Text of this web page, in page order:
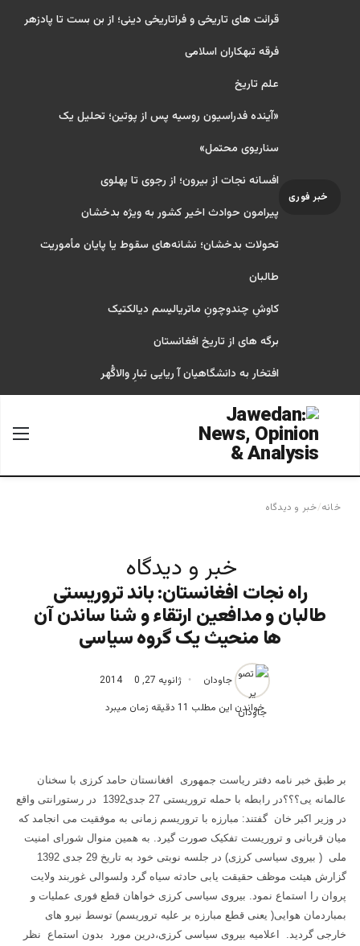
خبر فوری
قرائت های تاریخی و فراتاریخی دینی؛ از بن بست تا پادزهر
فرقه تبهکاران اسلامی
علم تاریخ
«آینده فدراسیون روسیه پس از پوتین؛ تحلیل یک
سناریوی محتمل»
افسانه نجات از بیرون؛ از رجوی تا پهلوی
پیرامون حوادث اخیر کشور به ویژه بدخشان
تحولات بدخشان؛ نشانه‌های سقوط یا پایان مأموریت
طالبان
کاوشِ چندو‌چونِ ماتریالیسم دیالکتیک
برگه های از تاریخ افغانستان
افتخار به دانشگاهیان آ ریایی تبارِ والاگُهر
جستجو برای
خانه/خبر و دیدگاه
خبر و دیدگاه
راه نجات افغانستان: باند تروریستی
طالبان و مدافعین ارتقاء و شنا ساندن آن
ها منحیث یک گروه سیاسی
جاودان ژانویه 27, 2014
0
خواندن این مطلب 11 دقیقه زمان میبرد
بر طبق خبر نامه دفتر ریاست جمهوری افغانستان حامد کرزی با سخنان
عالمانه یی؟؟؟در رابطه با حمله تروریستی 27 جدی1392 در رستورانتی واقع
در وزیر اکبر خان گفتند: مبارزه با تروریسم زمانی به موفقیت می انجامد که
میان قربانی و تروریست تفکیک صورت گیرد. به همین منوال شورای امنیت
ملی ( بیروی سیاسی کرزی) در جلسه نوبتی خود به تاریخ 29 جدی 1392
گزارش هیئت موظف حقیقت یابی حادثه سیاه گرد ولسوالی غوربند ولایت
پروان را استماع نمود. بیروی سیاسی کرزی خواهان قطع فوری عملیات و
بمباردمان هوایی( یعنی قطع مبارزه بر علیه تروریسم) توسط نیرو های
خارجی گردید. اعلامیه بیروی سیاسی کرزی،درین مورد بدون استماع نظر